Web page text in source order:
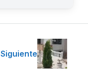
Siguiente